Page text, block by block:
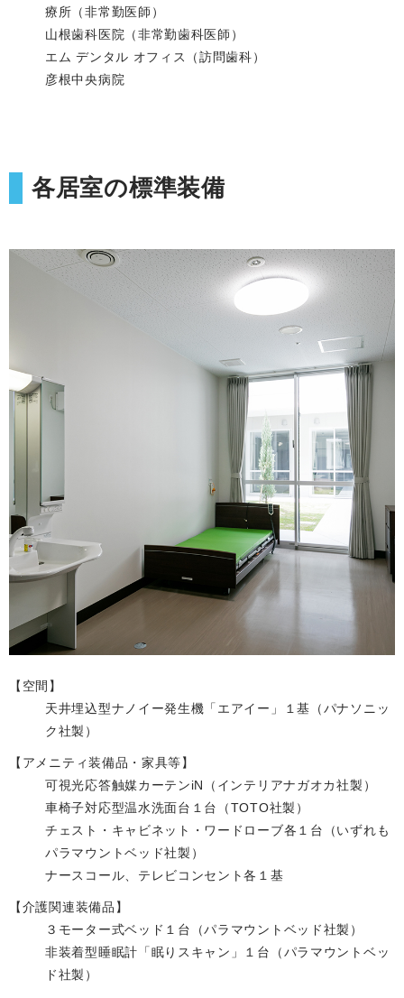
療所（非常勤医師）
山根歯科医院（非常勤歯科医師）
エム デンタル オフィス（訪問歯科）
彦根中央病院
各居室の標準装備
【空間】
天井埋込型ナノイー発生機「エアイー」１基（パナソニッ
ク社製）
【アメニティ装備品・家具等】
可視光応答触媒カーテンiN（インテリアナガオカ社製）
車椅子対応型温水洗面台１台（TOTO社製）
チェスト・キャビネット・ワードローブ各１台（いずれも
パラマウントベッド社製）
ナースコール、テレビコンセント各１基
【介護関連装備品】
３モーター式ベッド１台（パラマウントベッド社製）
非装着型睡眠計「眠りスキャン」１台（パラマウントベッ
ド社製）